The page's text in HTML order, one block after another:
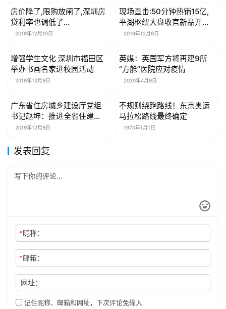
母婴亲子
房价降了,限购放闸了,深圳房
贷利率也调低了…
2019年12月10日
母婴亲子
现场直击:50分钟热销15亿,
平湖枢纽大盘收官新品开盘
即热销
2019年12月9日
母婴亲子
增强学生文化 深圳市福田区
举办书画名家进校园活动
2019年12月9日
母婴亲子
英媒：英国军方将再建9所
“方舱”医院应对疫情
2020年4月9日
母婴亲子
广东省住房城乡建设厅党组
书记赵坤：推进全省住建领
域治理体系现代化
2019年12月9日
母婴亲子
不规则绕跑路线！东京奥运
马拉松路线最终确定
1970年1月1日
发表回复
*昵称：
*邮箱：
网址：
记住昵称、邮箱和网址，下次评论免输入